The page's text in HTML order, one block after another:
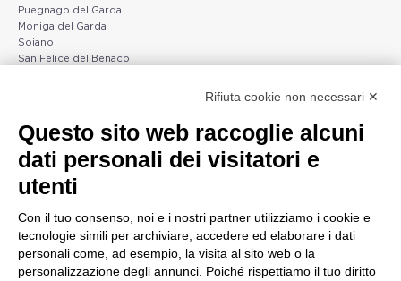
Puegnago del Garda
Moniga del Garda
Soiano
San Felice del Benaco
Peschiera e la costa
veneta
Lazise
Peschiera del Garda
Verona
Valeggio sul Mincio
San Giorgio di Valpolicella
Garda
Gargnano e l'Alto Garda
Gargnano
Arco
Campione
Nago-Torbole
Torbole
Bleggio superiore
Rifiuta cookie non necessari ✕
Questo sito web raccoglie alcuni
dati personali dei visitatori e
utenti
Con il tuo consenso, noi e i nostri partner utilizziamo i cookie e
tecnologie simili per archiviare, accedere ed elaborare i dati
personali come, ad esempio, la visita al sito web o la
personalizzazione degli annunci. Poiché rispettiamo il tuo diritto